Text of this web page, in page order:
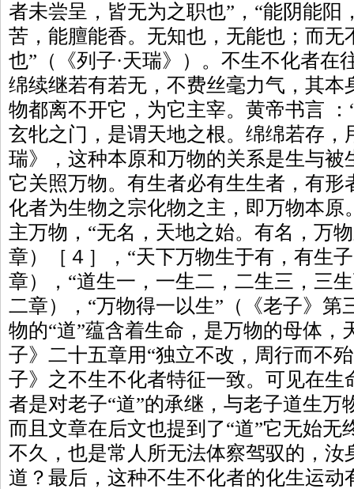
者未尝呈，皆无为之职也”，“能阴能
苦，能膻能香。无知也，无能也；而无
也”（《列子·天瑞》）。不生不化者在
绵续继若有若无，不费丝毫力气，其本
物都离不开它，为它主宰。黄帝书言
玄牝之门，是谓天地之根。绵绵若存，
瑞》，这种本原和万物的关系是生与被
它关照万物。有生者必有生生者，有形
化者为生物之宗化物之主，即万物本原
主万物，“无名，天地之始。有名，万
章）［４］，“天下万物生于有，有生
章），“道生一，一生二，二生三，三
二章），“万物得一以生”（《老子》第
物的“道”蕴含着生命，是万物的母体，
子》二十五章用“独立不改，周行而不
子》之不生不化者特征一致。可见在生
者是对老子“道”的承继，与老子道生万
而且文章在后文也提到了“道”它无始无
不久，也是常人所无法体察驾驭的，汝
道？最后，这种不生不化者的化生运动